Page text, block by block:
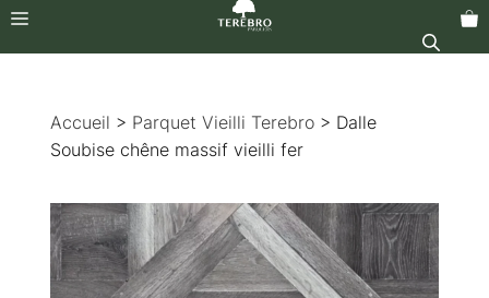
contenu
Menu
Accueil > Parquet Vieilli Terebro > Dalle
Soubise chêne massif vieilli fer